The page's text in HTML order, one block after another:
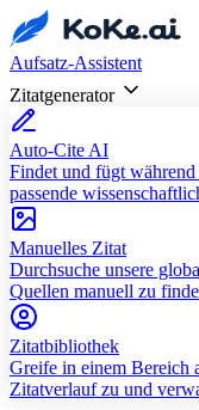
Aufsatz-Assistent
Zitatgenerator
Auto-Cite AI
Findet und fügt während
passende
Manuelles Zitat
Durchsuche unsere
Quellen manuell zu
Zitatbibliothek
Greife in einem Bereich
Zitatverlauf zu und